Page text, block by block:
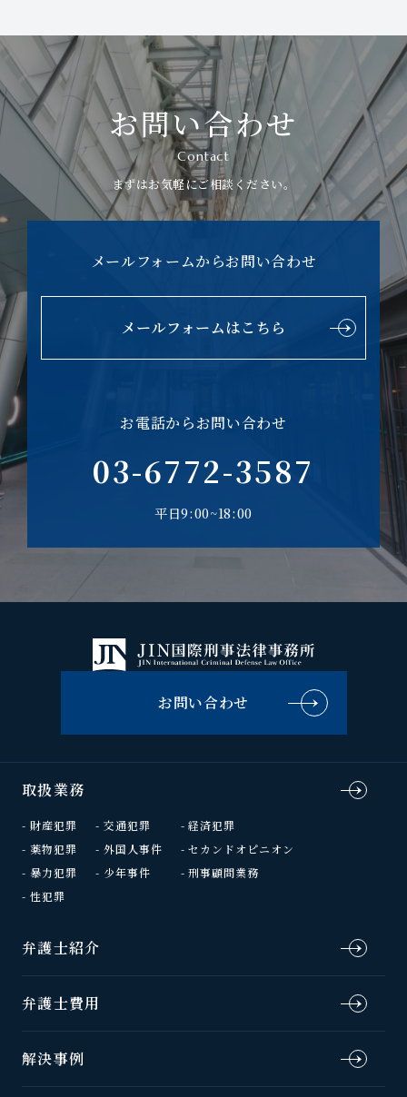
お問い合わせ
Contact
まずはお気軽にご相談ください。
メールフォームからお問い合わせ
メールフォームはこちら
お電話からお問い合わせ
03-6772-3587
平日9:00~18:00
お問い合わせ
取扱業務
財産犯罪
薬物犯罪
暴力犯罪
性犯罪
交通犯罪
外国人事件
少年事件
経済犯罪
セカンドオピニオン
刑事顧問業務
弁護士紹介
弁護士費用
解決事例